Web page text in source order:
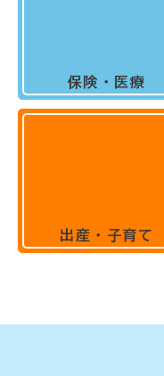
保険・医療
出産・子育て